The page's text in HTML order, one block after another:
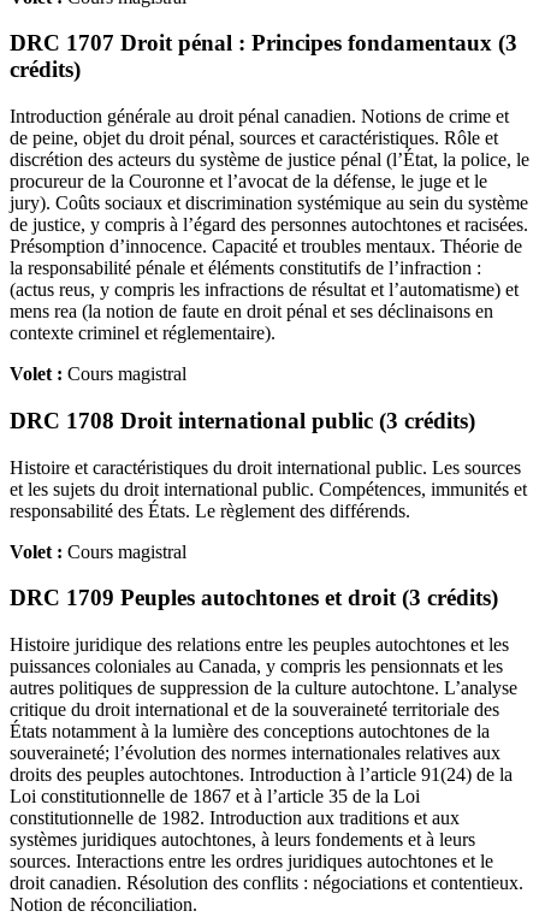
DRC 1707 Droit pénal : Principes fondamentaux (3
crédits)
Introduction générale au droit pénal canadien. Notions de crime et
de peine, objet du droit pénal, sources et caractéristiques. Rôle et
discrétion des acteurs du système de justice pénal (l’État, la police, le
procureur de la Couronne et l’avocat de la défense, le juge et le
jury). Coûts sociaux et discrimination systémique au sein du système
de justice, y compris à l’égard des personnes autochtones et racisées.
Présomption d’innocence. Capacité et troubles mentaux. Théorie de
la responsabilité pénale et éléments constitutifs de l’infraction :
(actus reus, y compris les infractions de résultat et l’automatisme) et
mens rea (la notion de faute en droit pénal et ses déclinaisons en
contexte criminel et réglementaire).
Volet : Cours magistral
DRC 1708 Droit international public (3 crédits)
Histoire et caractéristiques du droit international public. Les sources
et les sujets du droit international public. Compétences, immunités et
responsabilité des États. Le règlement des différends.
Volet : Cours magistral
DRC 1709 Peuples autochtones et droit (3 crédits)
Histoire juridique des relations entre les peuples autochtones et les
puissances coloniales au Canada, y compris les pensionnats et les
autres politiques de suppression de la culture autochtone. L’analyse
critique du droit international et de la souveraineté territoriale des
États notamment à la lumière des conceptions autochtones de la
souveraineté; l’évolution des normes internationales relatives aux
droits des peuples autochtones. Introduction à l’article 91(24) de la
Loi constitutionnelle de 1867 et à l’article 35 de la Loi
constitutionnelle de 1982. Introduction aux traditions et aux
systèmes juridiques autochtones, à leurs fondements et à leurs
sources. Interactions entre les ordres juridiques autochtones et le
droit canadien. Résolution des conflits : négociations et contentieux.
Notion de réconciliation.